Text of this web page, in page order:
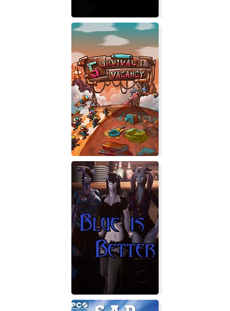
A Small Robot Story
Survival Vacancy